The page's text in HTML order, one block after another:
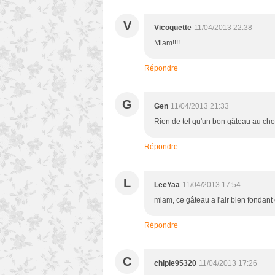
V Vicoquette 11/04/2013 22:38
Miam!!!!
Répondre
G Gen 11/04/2013 21:33
Rien de tel qu'un bon gâteau au
Répondre
L LeeYaa 11/04/2013 17:54
miam, ce gâteau a l'air bien fondant
Répondre
C chipie95320 11/04/2013 17:26